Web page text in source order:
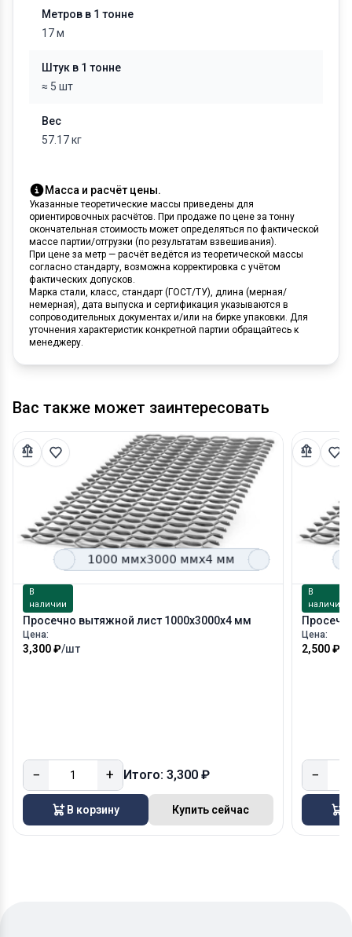
Метров в 1 тонне
17 м
Штук в 1 тонне
≈ 5 шт
Вес
57.17 кг
Масса и расчёт цены.
Указанные теоретические массы приведены для
ориентировочных расчётов. При продаже по цене за тонну
окончательная стоимость может определяться по фактической
массе партии/отгрузки (по результатам взвешивания).
При цене за метр — расчёт ведётся из теоретической массы
согласно стандарту, возможна корректировка с учётом
фактических допусков.
Марка стали, класс, стандарт (ГОСТ/ТУ), длина (мерная/
немерная), дата выпуска и сертификация указываются в
сопроводительных документах и/или на бирке упаковки. Для
уточнения характеристик конкретной партии обращайтесь к
менеджеру.
Вас также может заинтересовать
В
наличии
Просечно вытяжной лист 1000х3000х4 мм
Цена:
3,300 ₽/шт
− + Итого: 3,300 ₽
В корзину Купить сейчас
В
наличии
Цена:
2,500 ₽
−